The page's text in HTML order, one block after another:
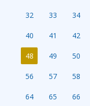
32 33 34
40 41 42
48 49 50
56 57 58
64 65 66